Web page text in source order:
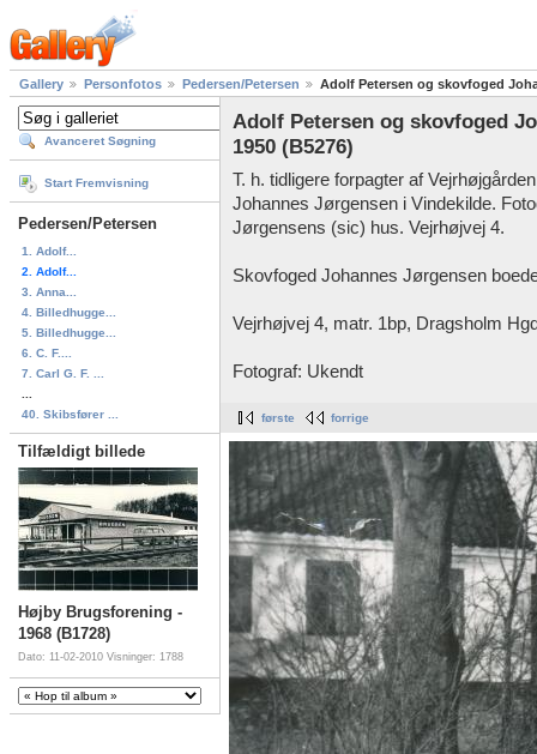
Gallery Personfotos Pedersen/Petersen Adolf Petersen og skovfoged
Avanceret Søgning
Start Fremvisning
Pedersen/Petersen
1. Adolf...
2. Adolf...
3. Anna...
4. Billedhugge...
5. Billedhugge...
6. C. F....
7. Carl G. F. ...
40. Skibsfører ...
Tilfældigt billede
Højby Brugsforening -
1968 (B1728)
Dato: 11-02-2010 Visninger: 1788
Adolf Petersen og skovfoged
1950 (B5276)
T. h. tidligere forpagter af
Johannes Jørgensen i Vindekilde.
Jørgensens (sic) hus. Vejrhøjvej 4.
Skovfoged Johannes Jørgensen
Vejrhøjvej 4, matr. 1bp, Dragsholm
Fotograf: Ukendt
første forrige